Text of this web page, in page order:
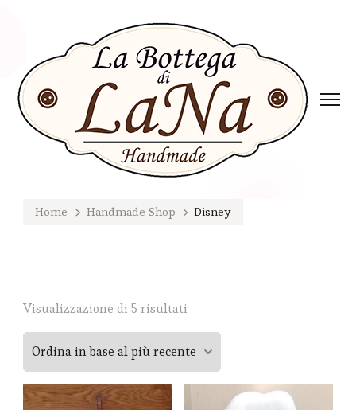
Home Handmade Shop Disney
Visualizzazione di 5 risultati
in
base
al